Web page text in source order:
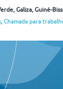
, Galiza, Guiné-
, Chamada para